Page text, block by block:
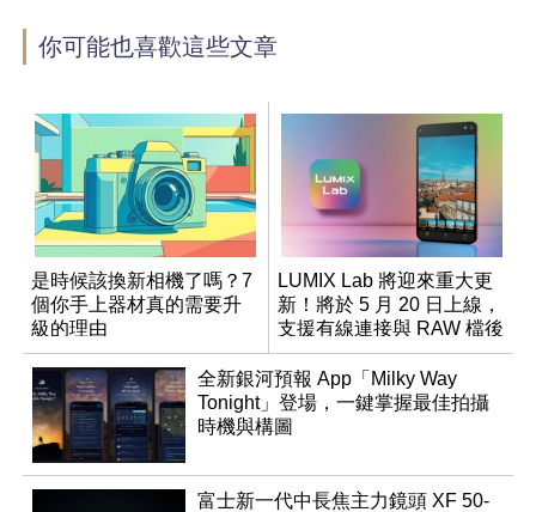
你可能也喜歡這些文章
是時候該換新相機了嗎？7
個你手上器材真的需要升
級的理由
LUMIX Lab 將迎來重大更
新！將於 5 月 20 日上線，
支援有線連接與 RAW 檔後
製
全新銀河預報 App「Milky Way
Tonight」登場，一鍵掌握最佳拍攝
時機與構圖
富士新一代中長焦主力鏡頭 XF 50-